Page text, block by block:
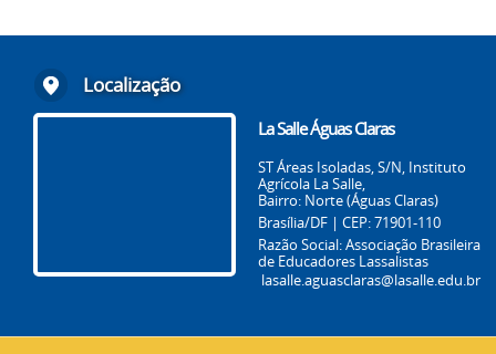
Localização
La Salle Águas Claras
ST Áreas Isoladas, S/N, Instituto
Agrícola La Salle,
Bairro: Norte (Águas Claras)
Brasília/DF | CEP: 71901-110
Razão Social: Associação Brasileira
de Educadores Lassalistas
lasalle.aguasclaras@lasalle.edu.br